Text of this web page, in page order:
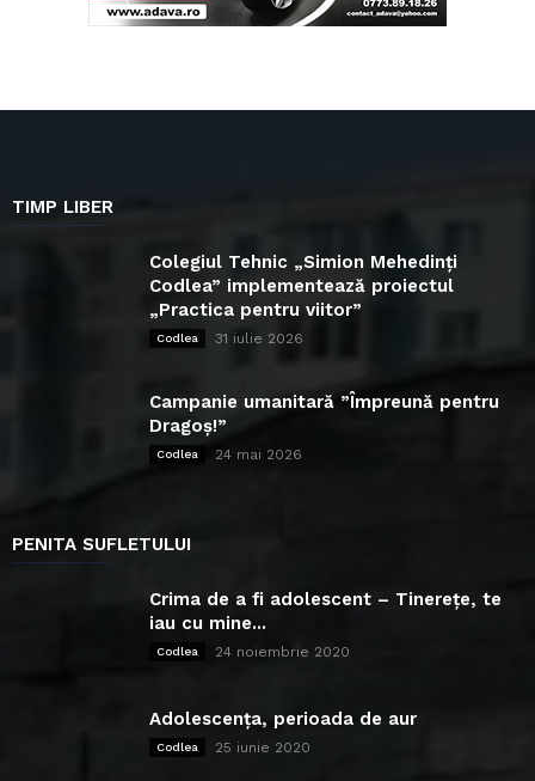
TIMP LIBER
Colegiul Tehnic „Simion Mehedinți
Codlea” implementează proiectul
„Practica pentru viitor”
Codlea 31 iulie 2026
Campanie umanitară ”Împreună pentru
Dragoș!”
Codlea 24 mai 2026
PENITA SUFLETULUI
Crima de a fi adolescent – Tinerețe, te
iau cu mine...
Codlea 24 noiembrie 2020
Adolescența, perioada de aur
Codlea 25 iunie 2020